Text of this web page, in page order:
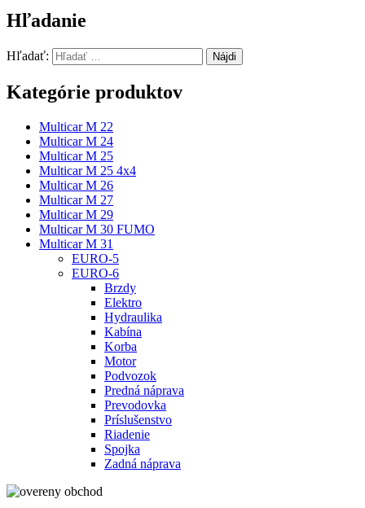
Hľadanie
Hľadať:
Kategórie produktov
Multicar M 22
Multicar M 24
Multicar M 25
Multicar M 25 4x4
Multicar M 26
Multicar M 27
Multicar M 29
Multicar M 30 FUMO
Multicar M 31
EURO-5
EURO-6
Brzdy
Elektro
Hydraulika
Kabína
Korba
Motor
Podvozok
Predná náprava
Prevodovka
Príslušenstvo
Riadenie
Spojka
Zadná náprava